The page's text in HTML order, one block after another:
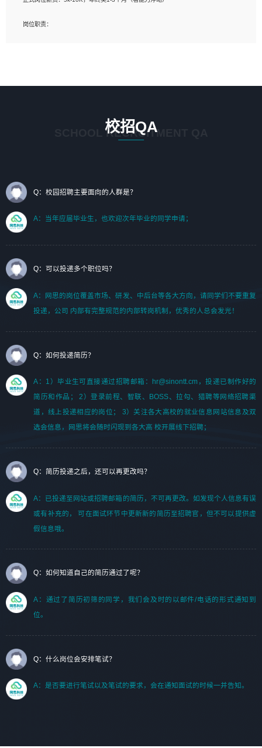
1、艺术设计类相关专业；（其中需求分析顾问不限专业）
岗位职责：
2. 熟悉 前端常用框架, 能独立完成设计给予的 UI 效果;
3. 有良好的代码习惯, 低级错误出现频率低;
7. 了解或熟悉 WebGL 及相关框架优先。
（岗位人员专职于行业应用解决方案、项目申报方案、投标方案的策划编写）
校招QA
SCHOOL RECRUITMENT QA
Q：校园招聘主要面向的人群是？
A：当年应届毕业生，也欢迎次年毕业的同学申请；
Q：可以投递多个职位吗？
A：网思的岗位覆盖市场、研发、中后台等各大方向，请同学们不要重复
投递，公司 内部有完整规范的内部转岗机制，优秀的人总会发光！
Q：如何投递简历？
A：1）毕业生可直接通过招聘邮箱：hr@sinontt.cm，投递已制作好的
简历和作品； 2）登录前程、智联、BOSS、拉勾、猎聘等网络招聘渠
道，线上投递相应的岗位； 3）关注各大高校的就业信息网站信息及双
选会信息，网思将会随时闪现到各大高 校开展线下招聘；
Q：简历投递之后，还可以再更改吗？
A：已投递至网站或招聘邮箱的简历，不可再更改。如发现个人信息有误
或有补充的， 可在面试环节中更新新的简历至招聘官，但不可以提供虚
假信息哦。
Q：如何知道自己的简历通过了呢？
A：通过了简历初筛的同学，我们会及时的以邮件/电话的形式通知到
位。
Q：什么岗位会安排笔试？
A：是否要进行笔试以及笔试的要求，会在通知面试的时候一并告知。